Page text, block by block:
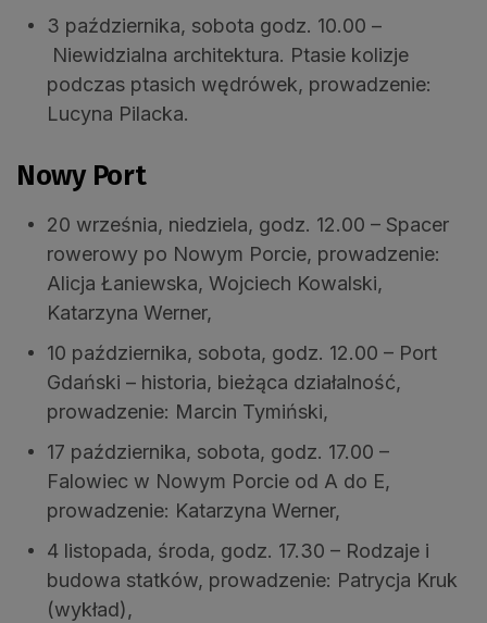
3 października, sobota godz. 10.00 –
Niewidzialna architektura. Ptasie kolizje
podczas ptasich wędrówek, prowadzenie:
Lucyna Pilacka.
Nowy Port
20 września, niedziela, godz. 12.00 – Spacer
rowerowy po Nowym Porcie, prowadzenie:
Alicja Łaniewska, Wojciech Kowalski,
Katarzyna Werner,
10 października, sobota, godz. 12.00 – Port
Gdański – ­historia, bieżąca działalność,
prowadzenie: Marcin Tymiński,
17 października, sobota, godz. 17.00 –
Falowiec w Nowym Porcie od A do E,
prowadzenie: Katarzyna Werner,
4 listopada, środa, godz. 17.30 – Rodzaje i
budowa statków, prowadzenie: Patrycja Kruk
(wykład),